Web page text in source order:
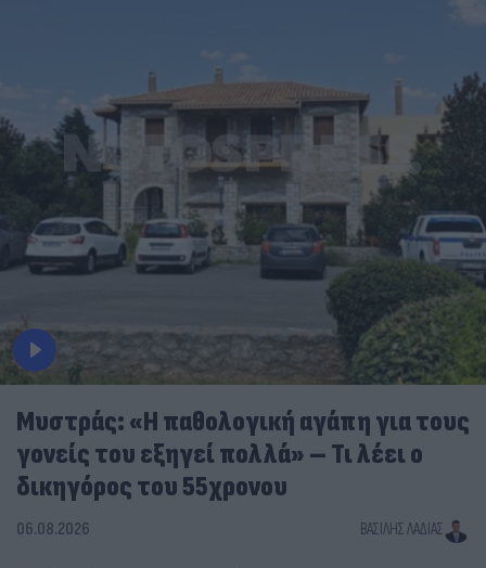
Μυστράς: «Η παθολογική αγάπη για τους
γονείς του εξηγεί πολλά» – Τι λέει ο
δικηγόρος του 55χρονου
06.08.2026 ΒΑΣΊΛΗΣ ΛΑΔΙΆΣ